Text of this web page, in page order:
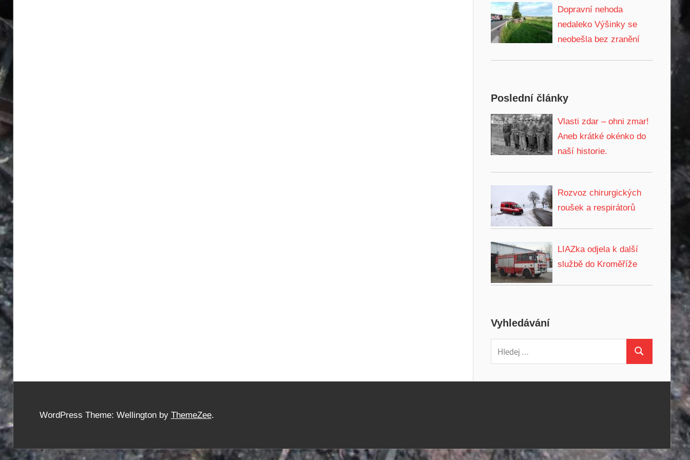
Dopravní nehoda
nedaleko Výšinky se
neobešla bez zranění
Poslední články
Vlasti zdar – ohni zmar!
Aneb krátké okénko do
naší historie.
Rozvoz chirurgických
roušek a respirátorů
LIAZka odjela k další
službě do Kroměříže
Vyhledávání
WordPress Theme: Wellington by ThemeZee.